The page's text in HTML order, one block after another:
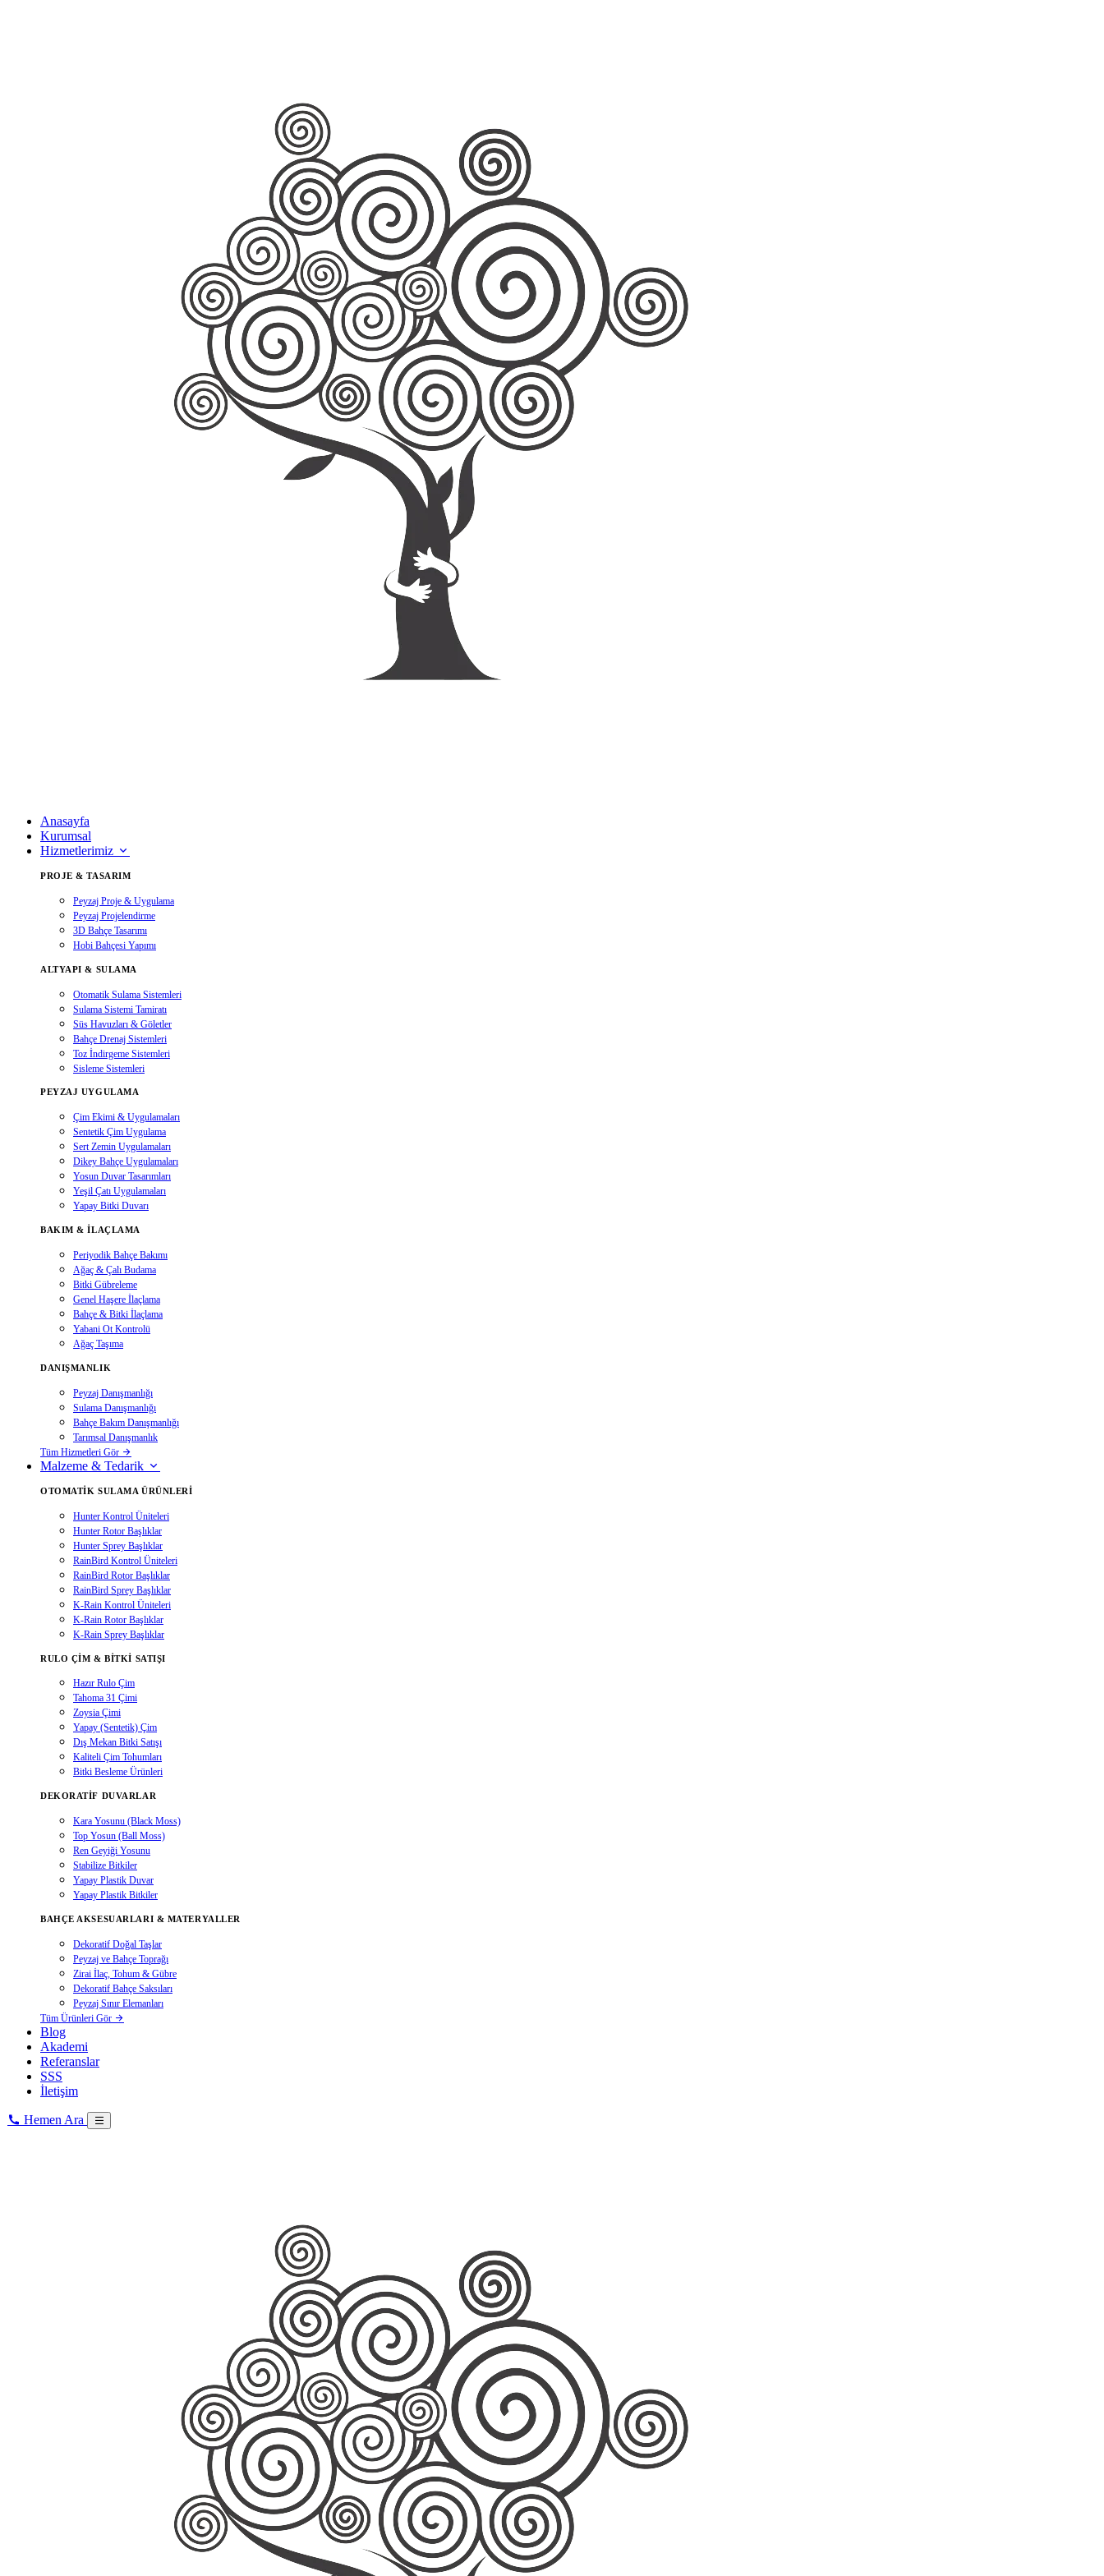
Anasayfa
Kurumsal
Hizmetlerimiz
PROJE & TASARIM
Peyzaj Proje & Uygulama
Peyzaj Projelendirme
3D Bahçe Tasarımı
Hobi Bahçesi Yapımı
ALTYAPI & SULAMA
Otomatik Sulama Sistemleri
Sulama Sistemi Tamiratı
Süs Havuzları & Göletler
Bahçe Drenaj Sistemleri
Toz İndirgeme Sistemleri
Sisleme Sistemleri
PEYZAJ UYGULAMA
Çim Ekimi & Uygulamaları
Sentetik Çim Uygulama
Sert Zemin Uygulamaları
Dikey Bahçe Uygulamaları
Yosun Duvar Tasarımları
Yeşil Çatı Uygulamaları
Yapay Bitki Duvarı
BAKIM & İLAÇLAMA
Periyodik Bahçe Bakımı
Ağaç & Çalı Budama
Bitki Gübreleme
Genel Haşere İlaçlama
Bahçe & Bitki İlaçlama
Yabani Ot Kontrolü
Ağaç Taşıma
DANIŞMANLIK
Peyzaj Danışmanlığı
Sulama Danışmanlığı
Bahçe Bakım Danışmanlığı
Tarımsal Danışmanlık
Tüm Hizmetleri Gör
Malzeme & Tedarik
OTOMATIK SULAMA ÜRÜNLERI
Hunter Kontrol Üniteleri
Hunter Rotor Başlıklar
Hunter Sprey Başlıklar
RainBird Kontrol Üniteleri
RainBird Rotor Başlıklar
RainBird Sprey Başlıklar
K-Rain Kontrol Üniteleri
K-Rain Rotor Başlıklar
K-Rain Sprey Başlıklar
RULO ÇIM & BITKI SATIŞI
Hazır Rulo Çim
Tahoma 31 Çimi
Zoysia Çimi
Yapay (Sentetik) Çim
Dış Mekan Bitki Satışı
Kaliteli Çim Tohumları
Bitki Besleme Ürünleri
DEKORATIF DUVARLAR
Kara Yosunu (Black Moss)
Top Yosun (Ball Moss)
Ren Geyiği Yosunu
Stabilize Bitkiler
Yapay Plastik Duvar
Yapay Plastik Bitkiler
BAHÇE AKSESUARLARI & MATERYALLER
Dekoratif Doğal Taşlar
Peyzaj ve Bahçe Toprağı
Zirai İlaç, Tohum & Gübre
Dekoratif Bahçe Saksıları
Peyzaj Sınır Elemanları
Tüm Ürünleri Gör
Blog
Akademi
Referanslar
SSS
İletişim
Hemen Ara